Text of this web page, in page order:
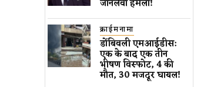
जानलेवा हमला​!
क्राईमनामा
डोंबिवली एमआईडीस:
एक के बाद एक तीन
भीषण विस्फोट, 4 की
मौत, 30 मजदूर घायल!